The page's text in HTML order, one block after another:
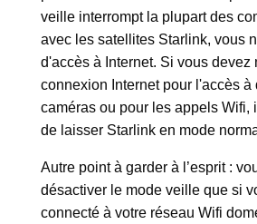
veille interrompt la plupart des
avec les satellites Starlink, vous
d'accès à Internet. Si vous devez
connexion Internet pour l'accès à
caméras ou pour les appels Wifi,
de laisser Starlink en mode
Autre point à garder à l’esprit :
désactiver le mode veille que si
connecté à votre réseau Wifi